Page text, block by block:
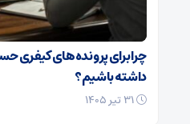
چرا برای پرونده‌های کیفری
داشته باشیم؟